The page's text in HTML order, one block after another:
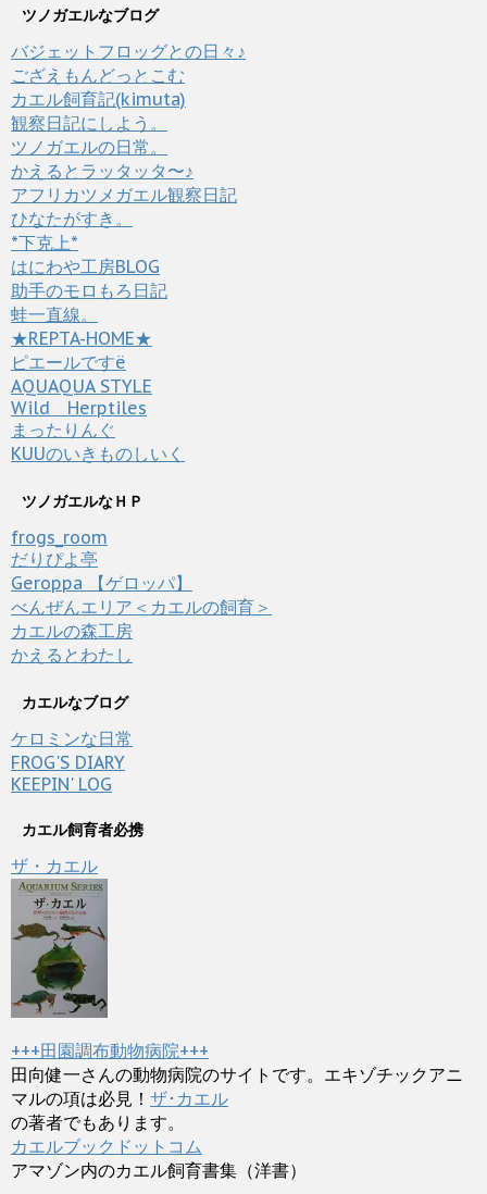
ツノガエルなブログ
バジェットフロッグとの日々♪
ござえもんどっとこむ
カエル飼育記(kimuta)
観察日記にしよう。
ツノガエルの日常。
かえるとラッタッタ〜♪
アフリカツメガエル観察日記
ひなたがすき。
*下克上*
はにわや工房BLOG
助手のモロもろ日記
蛙一直線。
★REPTA-HOME★
ピエールですё
AQUAQUA STYLE
Wild Herptiles
まったりんぐ
KUUのいきものしいく
ツノガエルなＨＰ
frogs_room
だりぴよ亭
Geroppa 【ゲロッパ】
べんぜんエリア＜カエルの飼育＞
カエルの森工房
かえるとわたし
カエルなブログ
ケロミンな日常
FROG'S DIARY
KEEPIN' LOG
カエル飼育者必携
ザ・カエル
+++田園調布動物病院+++
田向健一さんの動物病院のサイトです。エキゾチックアニ
マルの項は必見！ ザ･カエル
の著者でもあります。
カエルブックドットコム
アマゾン内のカエル飼育書集（洋書）